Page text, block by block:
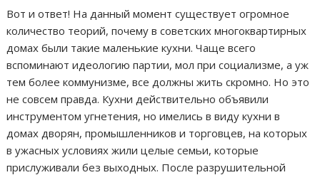
Вот и ответ! На данный момент существует огромное
количество теорий, почему в советских многоквартирных
домах были такие маленькие кухни. Чаще всего
вспоминают идеологию партии, мол при социализме, а уж
тем более коммунизме, все должны жить скромно. Но это
не совсем правда. Кухни действительно объявили
инструментом угнетения, но имелись в виду кухни в
домах дворян, промышленников и торговцев, на которых
в ужасных условиях жили целые семьи, которые
прислуживали без выходных. После разрушительной